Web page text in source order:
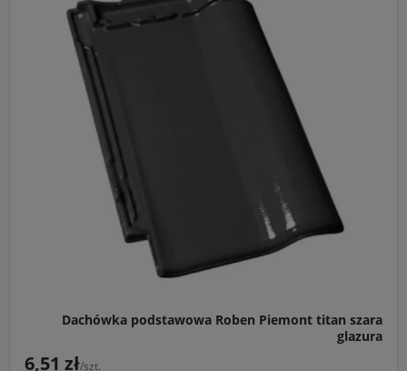
Główne przeznaczenie:
Estetyczne i szczelne
wykończenie połaci dachowych w nowoczesnym
budownictwie oraz obiektach poddawanych renowacji.
Idealny do:
Współpracy z systemowymi akcesoriami
Röben w kolorze titan szary, tworząc jednolity,
technologicznie zaawansowany dach.
Kluczowa cecha:
Unikalna, rekordowa tolerancja
przesuwu (aż 38 mm), ułatwiająca perfekcyjne
dopasowanie rozstawu łat bez docinania dachówek.
Dachówka podstawowa Roben Piemont titan szara
glazura
6,51 zł/szt.